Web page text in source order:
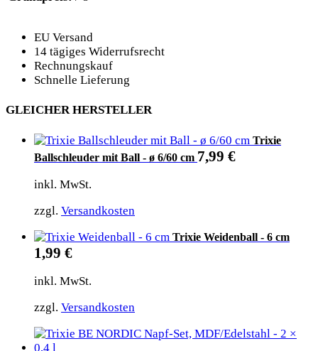
EU Versand
14 tägiges Widerrufsrecht
Rechnungskauf
Schnelle Lieferung
GLEICHER HERSTELLER
Trixie
Ballschleuder mit Ball - ø 6/60 cm 7,99 €
inkl. MwSt.
zzgl. Versandkosten
Trixie Weidenball - 6 cm
1,99 €
inkl. MwSt.
zzgl. Versandkosten